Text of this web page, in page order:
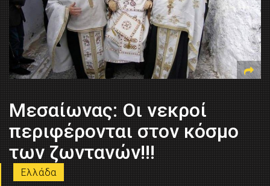
Μεσαίωνας: Οι νεκροί
περιφέρονται στον κόσμο
των ζωντανών!!!
Ελλάδα